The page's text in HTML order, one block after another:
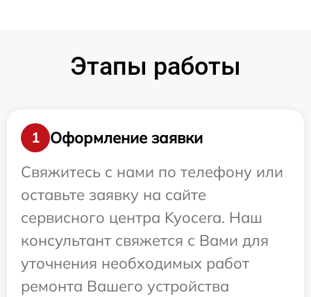
Этапы работы
1
Оформление заявки
Свяжитесь с нами по телефону или
оставьте заявку на сайте
сервисного центра Kyocera. Наш
консультант свяжется с Вами для
уточнения необходимых работ
ремонта Вашего устройства